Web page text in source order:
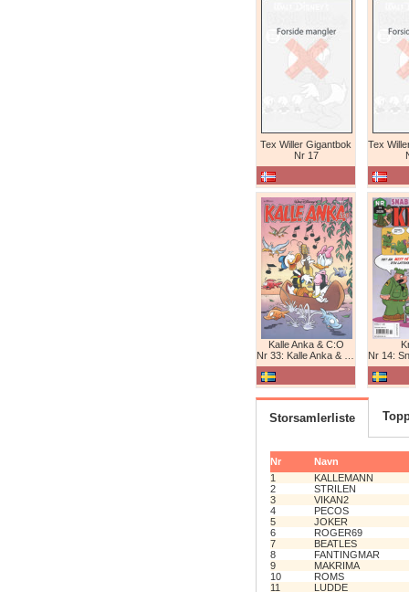
Tex Willer Gigantbok
Nr 17
Kalle Anka & C:O
Nr 33: Kalle Anka & C:O
Nr 14:
Storsamlerliste
Nr
Navn
1
KALLEMANN
2
STRILEN
3
VIKAN2
4
PECOS
5
JOKER
6
ROGER69
7
BEATLES
8
FANTINGMAR
9
MAKRIMA
10
ROMS
11
LUDDE